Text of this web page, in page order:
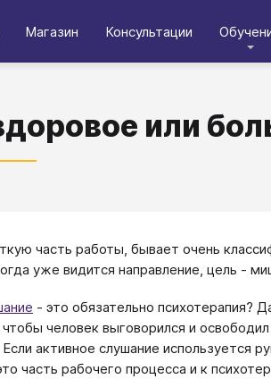
Магазин Консультации
или
часть работы, бывает очень
уже видится направление, цель -
- это обязательно психотерапия?
чтобы человек выговорился и
активное слушание используется
часть рабочего процесса и к